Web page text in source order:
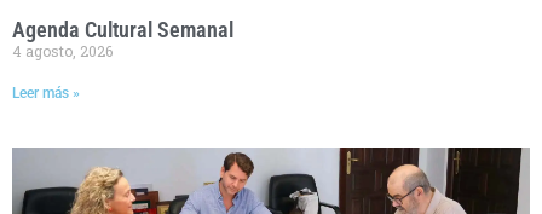
Agenda Cultural Semanal
4 agosto, 2026
Leer más »